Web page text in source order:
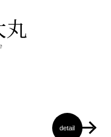
detail